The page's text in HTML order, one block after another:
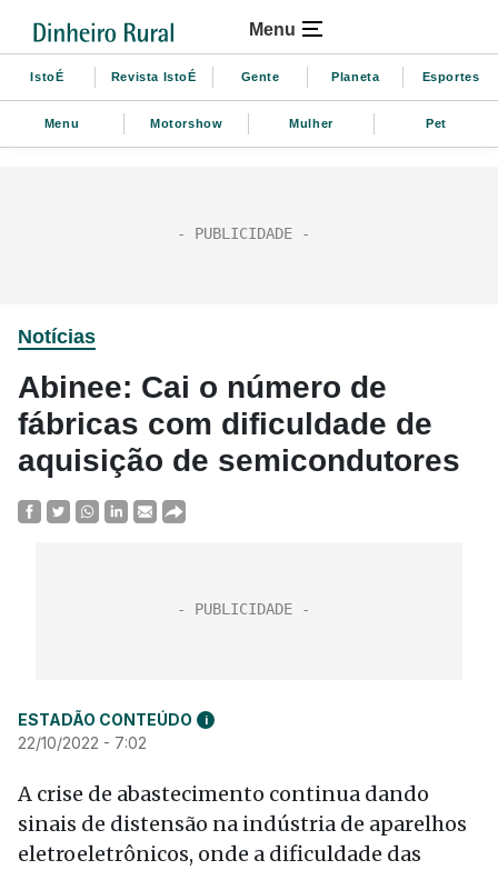
Menu
IstoÉ Revista IstoÉ Gente Planeta Esportes
Menu Motorshow Mulher Pet
Notícias
Abinee: Cai o número de
fábricas com dificuldade de
aquisição de semicondutores
ESTADÃO CONTEÚDO i
22/10/2022 - 7:02
A crise de abastecimento continua dando
sinais de distensão na indústria de aparelhos
eletroeletrônicos, onde a dificuldade das